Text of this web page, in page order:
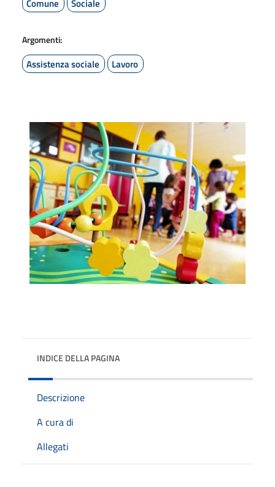
Comune Sociale
Argomenti:
Assistenza sociale Lavoro
INDICE DELLA PAGINA
Descrizione
A cura di
Allegati